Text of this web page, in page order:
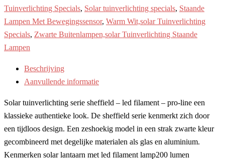
Tuinverlichting Specials, Solar tuinverlichting specials, Staande
Lampen Met Bewegingssensor, Warm Wit,solar Tuinverlichting
Specials, Zwarte Buitenlampen,solar Tuinverlichting Staande
Lampen
Beschrijving
Aanvullende informatie
Solar tuinverlichting serie sheffield – led filament – pro-line een
klassieke authentieke look. De sheffield serie kenmerkt zich door
een tijdloos design. Een zeshoekig model in een strak zwarte kleur
gecombineerd met degelijke materialen als glas en aluminium.
Kenmerken solar lantaarn met led filament lamp200 lumen